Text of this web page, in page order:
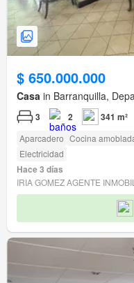
$ 650.000.000
Casa in Barranquilla,
3 2 341 m²
Aparcadero Cocina
Electricidad
Hace 3 días
IRIA GOMEZ AGENTE